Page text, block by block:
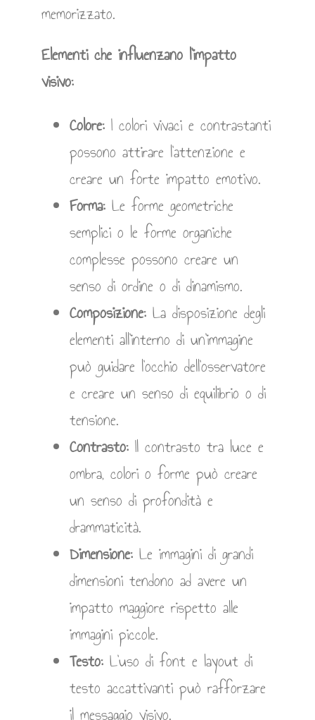
memorizzato.
Elementi che influenzano l’impatto
visivo:
Colore: I colori vivaci e contrastanti
possono attirare l’attenzione e
creare un forte impatto emotivo.
Forma: Le forme geometriche
semplici o le forme organiche
complesse possono creare un
senso di ordine o di dinamismo.
Composizione: La disposizione degli
elementi all’interno di un’immagine
può guidare l’occhio dell’osservatore
e creare un senso di equilibrio o di
tensione.
Contrasto: Il contrasto tra luce e
ombra, colori o forme può creare
un senso di profondità e
drammaticità.
Dimensione: Le immagini di grandi
dimensioni tendono ad avere un
impatto maggiore rispetto alle
immagini piccole.
Testo: L’uso di font e layout di
testo accattivanti può rafforzare
il messaggio visivo.